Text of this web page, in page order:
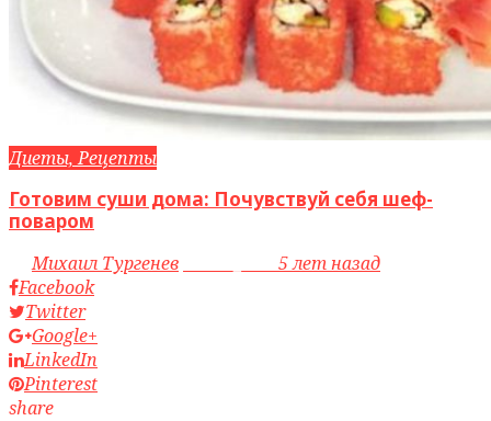
Диеты, Рецепты
Готовим суши дома: Почувствуй себя шеф-
поваром
byМихаил Тургенев
5 лет назад
Facebook
Twitter
Google+
LinkedIn
Pinterest
share